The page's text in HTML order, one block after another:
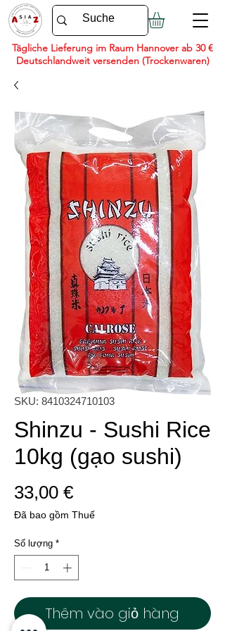
Tägliche Lieferung im Raum Hannover ab 30 €
Deutschlandweit versenden (Trockenwaren)
SKU: 8410324710103
Shinzu - Sushi Rice
10kg (gạo sushi)
33,00 €Giá
Đã bao gồm Thuế
Số lượng *
Thêm vào giỏ hàng